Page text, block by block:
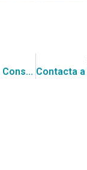
Asesórate Ahora: La Consultora CGCE te invita a conocer la Cotización para la I. MUNICIPALIDAD DE CALAMA para los “Servicios de gestión interna para la Ilustre Municipalidad de Calama” por un valor estimado de UF 3.500.-